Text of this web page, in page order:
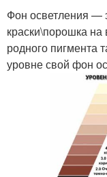
Фон осветления —
краски\порошка на
родного пигмента
уровне свой фон